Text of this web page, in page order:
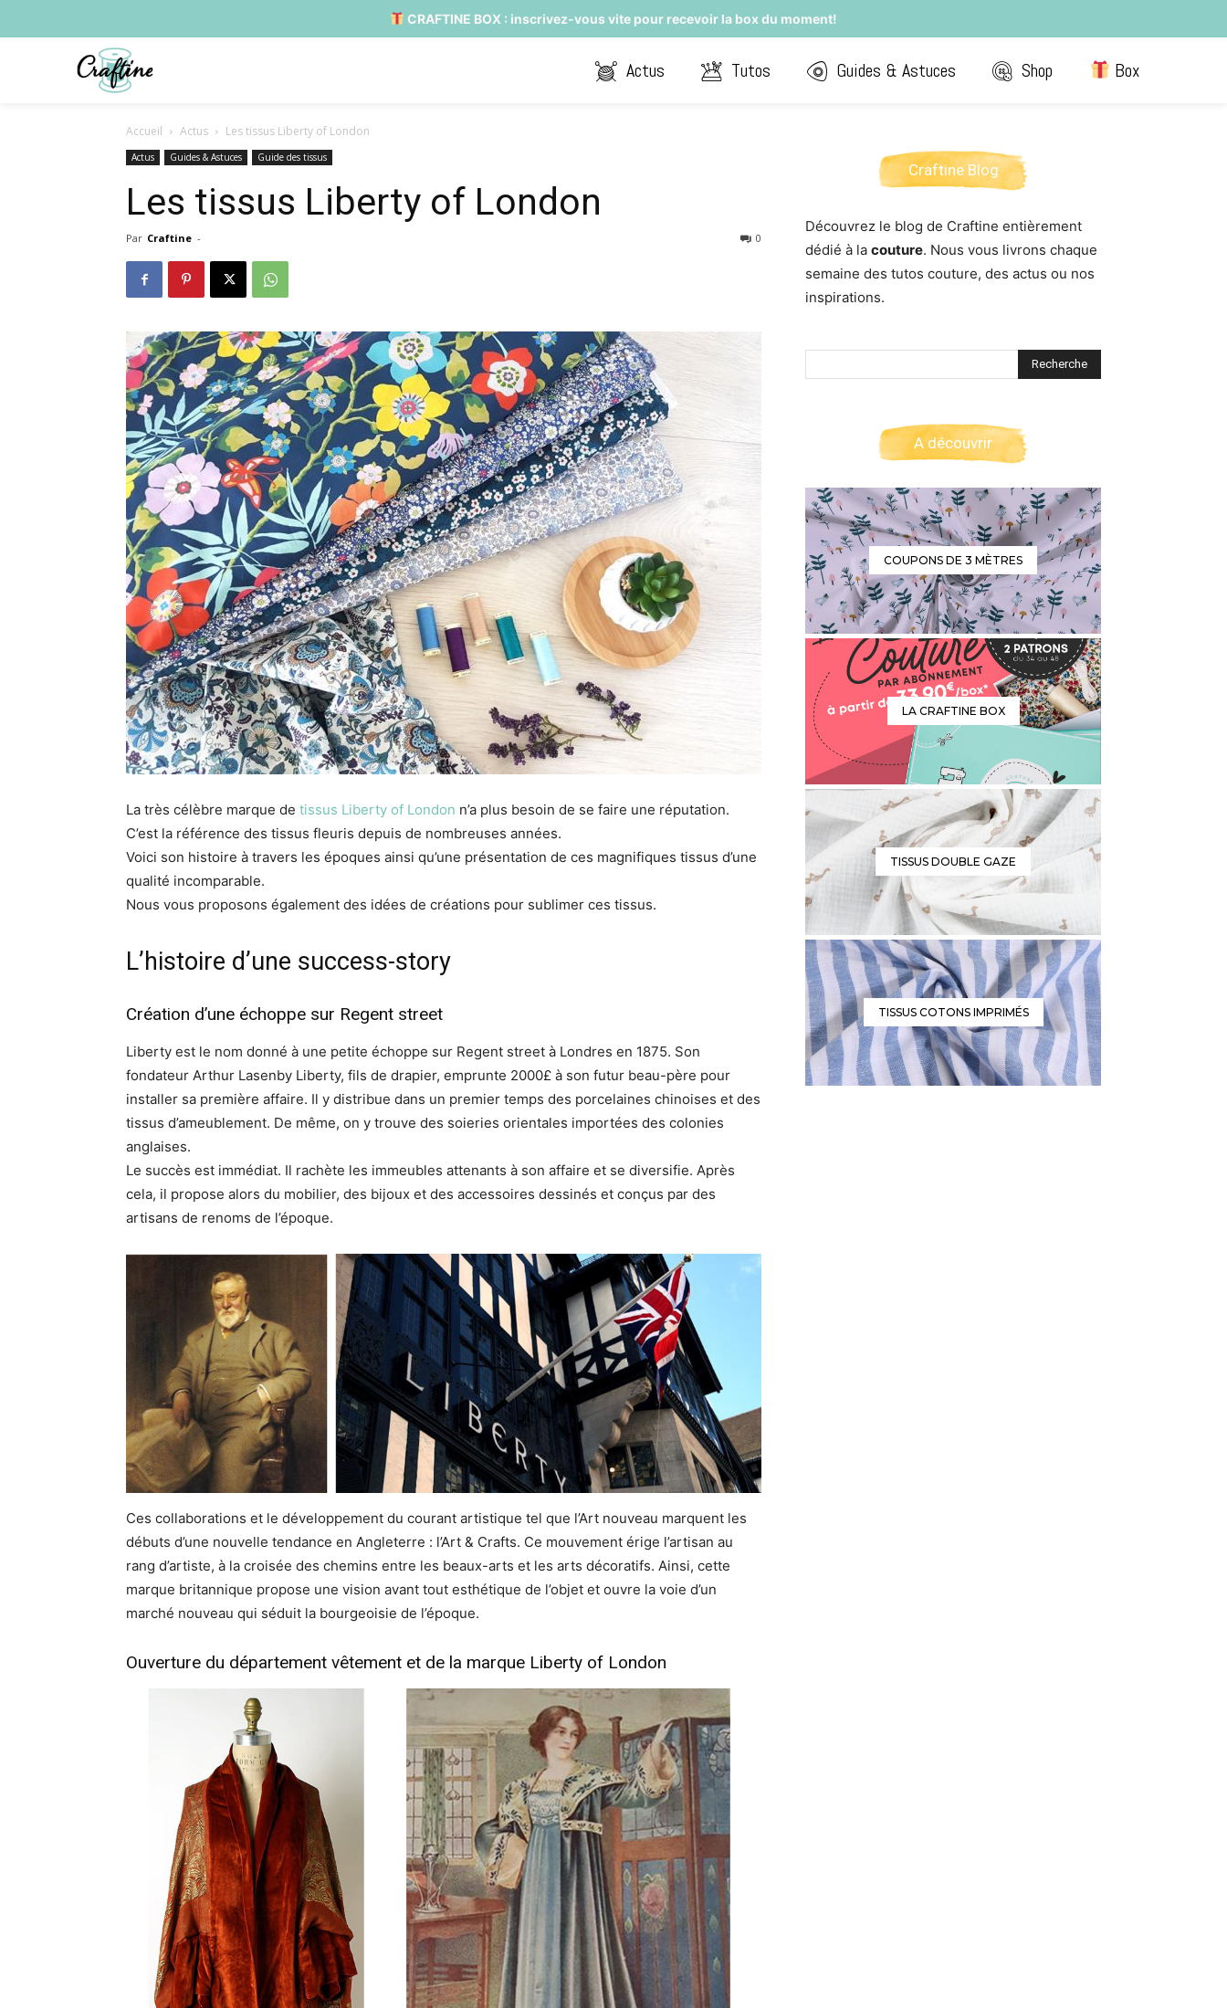
CRAFTINE BOX : inscrivez-vous vite pour recevoir la box du moment!
Actus Tutos Guides & Astuces Shop Box
Accueil Actus Les tissus Liberty of London
Actus Guides & Astuces Guide des tissus
Les tissus Liberty of London
Par Craftine - 0
La très célèbre marque de tissus Liberty of London n’a plus besoin de se faire une réputation.
C’est la référence des tissus fleuris depuis de nombreuses années.
Voici son histoire à travers les époques ainsi qu’une présentation de ces magnifiques tissus d’une
qualité incomparable.
Nous vous proposons également des idées de créations pour sublimer ces tissus.
L’histoire d’une success-story
Création d’une échoppe sur Regent street
Liberty est le nom donné à une petite échoppe sur Regent street à Londres en 1875. Son
fondateur Arthur Lasenby Liberty, fils de drapier, emprunte 2000£ à son futur beau-père pour
installer sa première affaire. Il y distribue dans un premier temps des porcelaines chinoises et des
tissus d’ameublement. De même, on y trouve des soieries orientales importées des colonies
anglaises.
Le succès est immédiat. Il rachète les immeubles attenants à son affaire et se diversifie. Après
cela, il propose alors du mobilier, des bijoux et des accessoires dessinés et conçus par des
artisans de renoms de l’époque.
Ces collaborations et le développement du courant artistique tel que l’Art nouveau marquent les
débuts d’une nouvelle tendance en Angleterre : l’Art & Crafts. Ce mouvement érige l’artisan au
rang d’artiste, à la croisée des chemins entre les beaux-arts et les arts décoratifs. Ainsi, cette
marque britannique propose une vision avant tout esthétique de l’objet et ouvre la voie d’un
marché nouveau qui séduit la bourgeoisie de l’époque.
Ouverture du département vêtement et de la marque Liberty of London
Craftine Blog
Découvrez le blog de Craftine entièrement
dédié à la couture. Nous vous livrons chaque
semaine des tutos couture, des actus ou nos
inspirations.
A découvrir
COUPONS DE 3 MÈTRES
LA CRAFTINE BOX
TISSUS DOUBLE GAZE
TISSUS COTONS IMPRIMÉS